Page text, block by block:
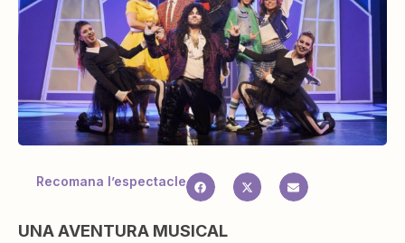
Recomana l’espectacle
UNA AVENTURA MUSICAL